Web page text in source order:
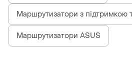
Маршрутизатори з підтримкою
Маршрутизатори ASUS